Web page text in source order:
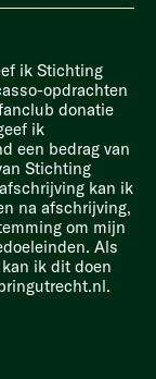
ik Stichting
opdrachten
donatie
ik
een bedrag van
Stichting
kan ik
na afschrijving,
om mijn
Als
ik dit doen